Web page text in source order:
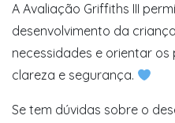
A Avaliação Griffiths III
desenvolvimento da
necessidades e orientar
clareza e segurança.
Se tem dúvidas sobre o